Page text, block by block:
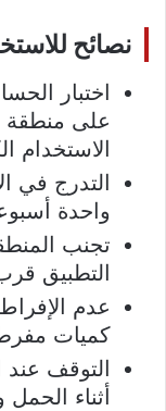
نصائح
اختبار
على منطقة
الاستخدام
التدرج في
واحدة
تجنب
التطبيق
عدم
كميات
التوقف
أثناء